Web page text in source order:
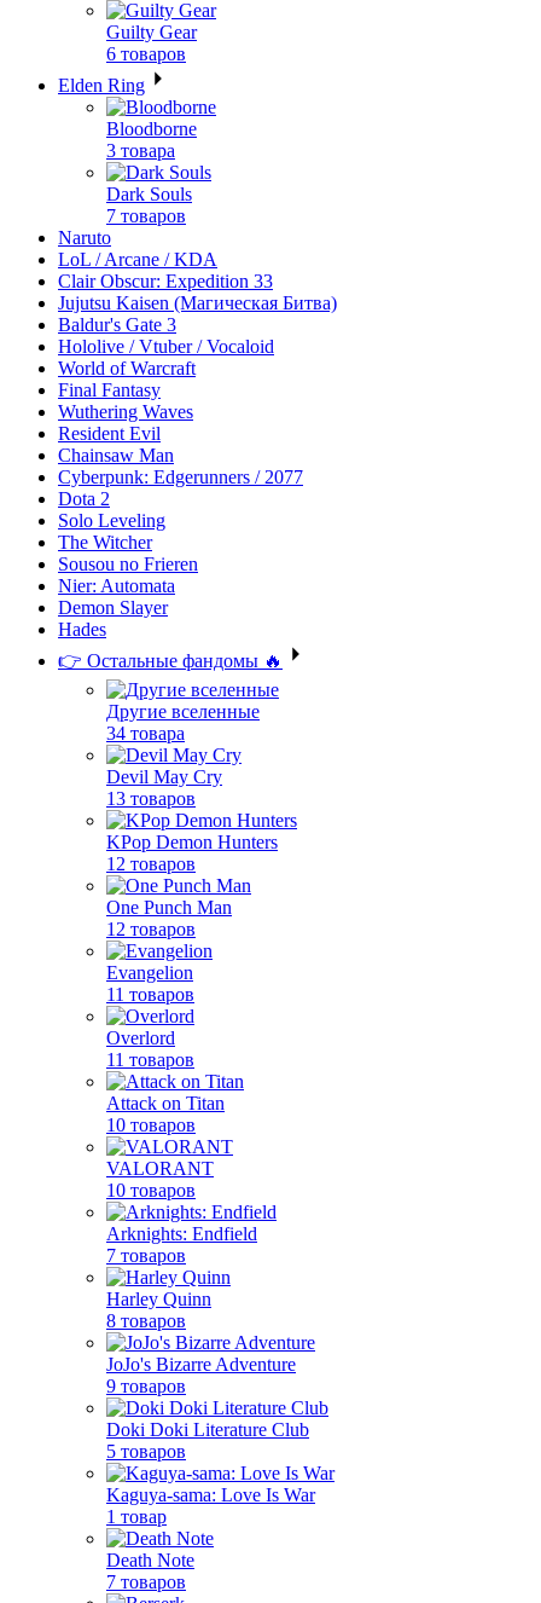
Guilty Gear
6 товаров
Elden Ring
Bloodborne
3 товара
Dark Souls
7 товаров
Naruto
LoL / Arcane / KDA
Clair Obscur: Expedition 33
Jujutsu Kaisen (Магическая Битва)
Baldur's Gate 3
Hololive / Vtuber / Vocaloid
World of Warcraft
Final Fantasy
Wuthering Waves
Resident Evil
Chainsaw Man
Cyberpunk: Edgerunners / 2077
Dota 2
Solo Leveling
The Witcher
Sousou no Frieren
Nier: Automata
Demon Slayer
Hades
👉 Остальные фандомы 🔥
Другие вселенные
34 товара
Devil May Cry
13 товаров
KPop Demon Hunters
12 товаров
One Punch Man
12 товаров
Evangelion
11 товаров
Overlord
11 товаров
Attack on Titan
10 товаров
VALORANT
10 товаров
Arknights: Endfield
7 товаров
Harley Quinn
8 товаров
JoJo's Bizarre Adventure
9 товаров
Doki Doki Literature Club
5 товаров
Kaguya-sama: Love Is War
1 товар
Death Note
7 товаров